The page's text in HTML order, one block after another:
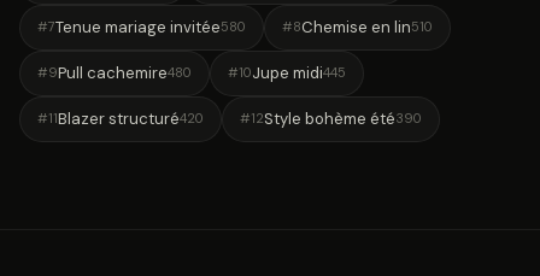
#7Tenue mariage invitée580 #8Chemise en lin510
#9Pull cachemire480 #10Jupe midi445
#11Blazer structuré420 #12Style bohème été390